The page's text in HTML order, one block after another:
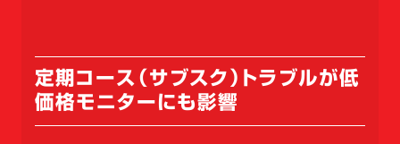
定期コース（サブスク）トラブルが低
価格モニターにも影響